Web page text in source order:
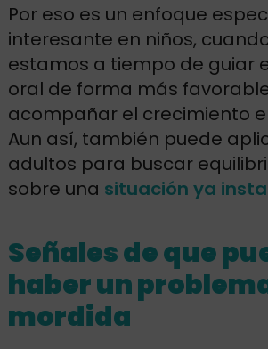
Por eso es un enfoque
interesante en niños,
estamos a tiempo de guiar
oral de forma más
acompañar el crecimiento
Aun así, también puede
adultos para buscar
sobre una situación ya
Señales de que
haber un
mordida